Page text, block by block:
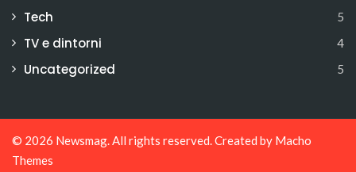
Tech 5
TV e dintorni 4
Uncategorized 5
© 2026 Newsmag. All rights reserved. Created by Macho
Themes